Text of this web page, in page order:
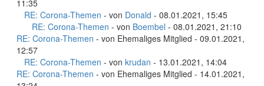
11:35
RE: Corona-Themen - von Donald - 08.01.2021, 15:45
RE: Corona-Themen - von Boembel - 08.01.2021, 21:10
RE: Corona-Themen - von Ehemaliges Mitglied - 09.01.2021,
12:57
RE: Corona-Themen - von krudan - 13.01.2021, 14:04
RE: Corona-Themen - von Ehemaliges Mitglied - 14.01.2021,